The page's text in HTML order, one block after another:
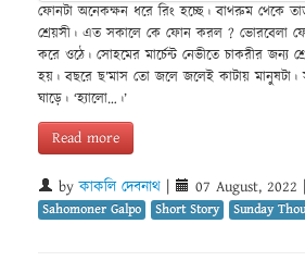
ফোনটা অনেকক্ষন ধরে রিং হচ্ছে। বাথরুম থেকে
শ্রেয়সী। এত সকালে কে ফোন করল ? ভোরবেলা
করে ওঠে। সোহমের মার্চেন্ট নেভীতে চাকরীর জন্য
হয়। বছরে ছ’মাস তো জলে জলেই কাটায় মানুষটা।
ঘাড়ে। ‘হ্যালো…।’
Read more
byকাকলি দেবনাথ | 07 August, 2022 |
Sahomoner Galpo Short Story Sunday